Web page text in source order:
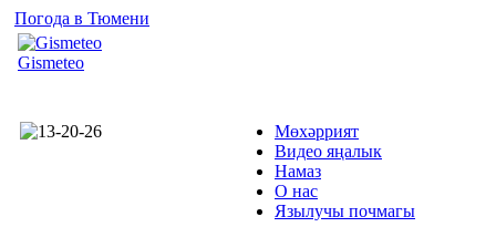
Погода в Тюмени
Gismeteo
Мөхәррият
Видео яңалык
Намаз
О нас
Язылучы почмагы